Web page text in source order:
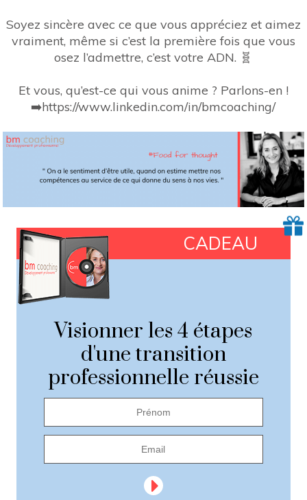
Soyez sincère avec ce que vous appréciez et aimez
vraiment, même si c’est la première fois que vous
osez l’admettre, c’est votre ADN. 🧬
Et vous, qu’est-ce qui vous anime ? Parlons-en !
➡️https://www.linkedin.com/in/bmcoaching/
CADEAU
Visionner les 4 étapes
d'une transition
professionnelle réussie